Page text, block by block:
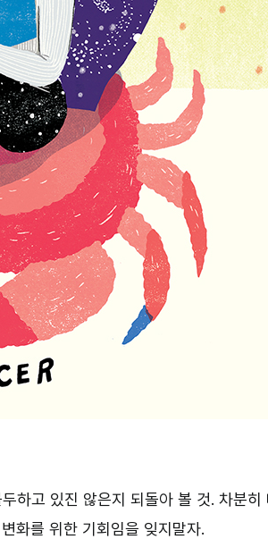
하고 있진 않은지 되돌아 볼 것. 차분히
화를 위한 기회임을 잊지말자.